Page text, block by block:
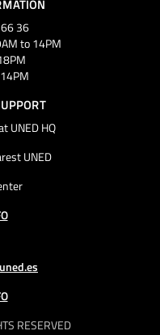
RESERVED
36
to 14PM
UNED HQ
UNED